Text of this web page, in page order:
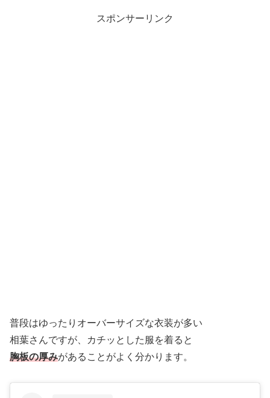
スポンサーリンク
普段はゆったりオーバーサイズな衣装が多い
相葉さんですが、カチッとした服を着ると
胸板の厚みがあることがよく分かります。